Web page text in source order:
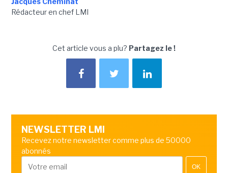
Rédacteur en chef LMI
Cet article vous a plu? Partagez le !
NEWSLETTER LMI
Recevez notre newsletter comme plus de 50000
abonnés
OK